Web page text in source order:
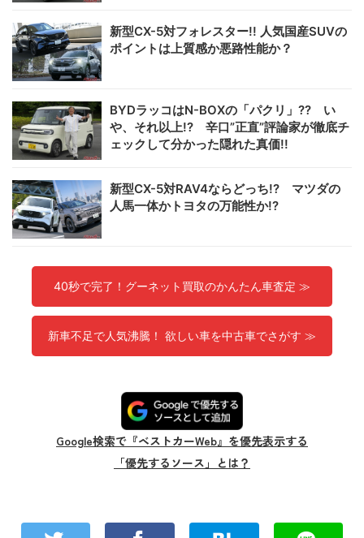
新型CX-5対フォレスター!! 人気国産SUVの
ポイントは上質感か悪路性能か？
BYDラッコはN-BOXの「パクリ」?? い
や、それ以上!? 辛口”正直”評論家が徹底チ
ェックして分かった隠れた真価!!
新型CX-5対RAV4ならどっち!? マツダの
人馬一体かトヨタの万能性か!?
40秒で完了！グーネット買取のかんたん車査定 ≫
新車不足で人気沸騰！ 欲しい車を中古車でさがす ≫
Google検索で『ベストカーWeb』を優先表示する
「優先するソース」とは？